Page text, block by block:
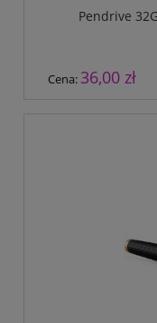
Pendrive
Cena: 36,00 zł